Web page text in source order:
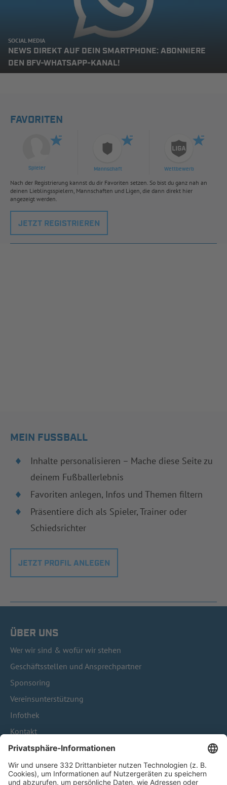
SOCIAL MEDIA
NEWS DIREKT AUF DEIN SMARTPHONE: ABONNIERE
DEN BFV-WHATSAPP-KANAL!
FAVORITEN
Spieler Mannschaft Wettbewerb
Nach der Registrierung kannst du dir Favoriten setzen. So bist du ganz nah an
deinen Lieblingsspielern, Mannschaften und Ligen, die dann direkt hier
angezeigt werden.
JETZT REGISTRIEREN
MEIN FUSSBALL
Inhalte personalisieren – Mache diese Seite zu
deinem Fußballerlebnis
Favoriten anlegen, Infos und Themen filtern
Präsentiere dich als Spieler, Trainer oder
Schiedsrichter
JETZT PROFIL ANLEGEN
ÜBER UNS
Wer wir sind & wofür wir stehen
Geschäftsstellen und Ansprechpartner
Sponsoring
Vereinsunterstützung
Infothek
Kontakt
HÄUFIG BESUCHTE SEITEN
Pässe und Vereinswechsel